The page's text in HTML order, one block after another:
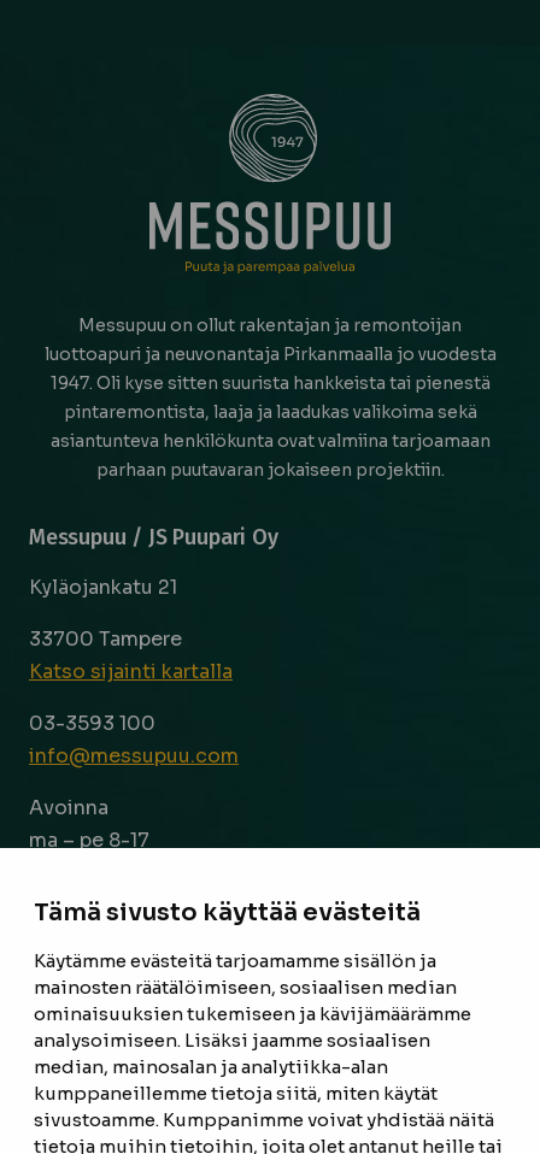
Tämä sivusto käyttää evästeitä
Käytämme evästeitä tarjoamamme sisällön ja
mainosten räätälöimiseen, sosiaalisen median
ominaisuuksien tukemiseen ja kävijämäärämme
analysoimiseen. Lisäksi jaamme sosiaalisen
median, mainosalan ja analytiikka-alan
kumppaneillemme tietoja siitä, miten käytät
sivustoamme. Kumppanimme voivat yhdistää näitä
tietoja muihin tietoihin, joita olet antanut heille tai
Messupuu on ollut rakentajan ja remontoijan
luottoapuri ja neuvonantaja Pirkanmaalla jo vuodesta
1947. Oli kyse sitten suurista hankkeista tai pienestä
pintaremontista, laaja ja laadukas valikoima sekä
asiantunteva henkilökunta ovat valmiina tarjoamaan
parhaan puutavaran jokaiseen projektiin.
Messupuu / JS Puupari Oy
Kyläojankatu 21
33700 Tampere
Katso sijainti kartalla
03-3593 100
info@messupuu.com
Avoinna
ma – pe 8-17
ETUSIVU
TUOTTEET
REFERENSSIT